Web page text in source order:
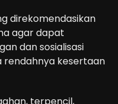
direkomendasikan
agar dapat
dan sosialisasi
kesertaan